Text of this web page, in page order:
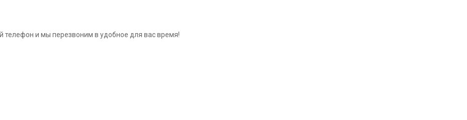
телефон и мы перезвоним в удобное для вас время!